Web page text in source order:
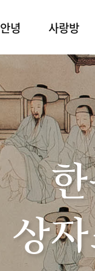
안녕 사랑방
상